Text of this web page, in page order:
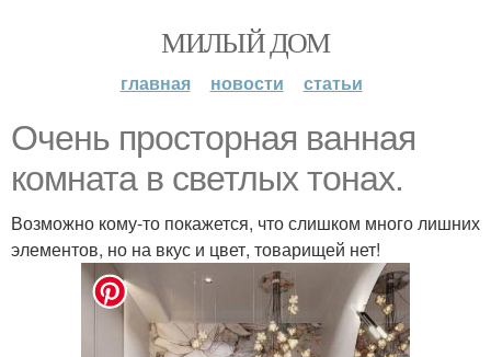
МИЛЫЙ ДОМ
главная новости статьи
Очень просторная ванная
комната в светлых тонах.
Возможно кому-то покажется, что слишком много лишних
элементов, но на вкус и цвет, товарищей нет!